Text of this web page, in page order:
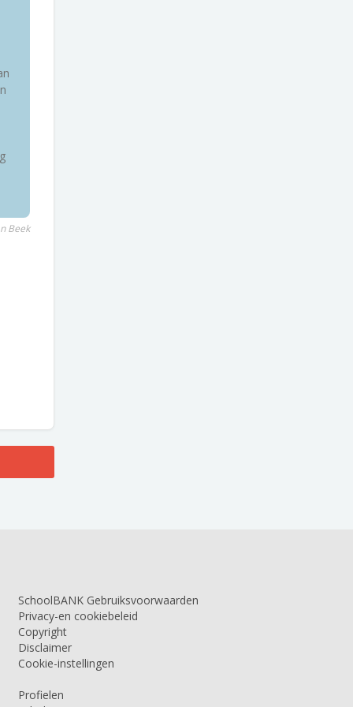
Beek
SchoolBANK Gebruiksvoorwaarden
Privacy-en cookiebeleid
Copyright
Disclaimer
Cookie-instellingen
Profielen